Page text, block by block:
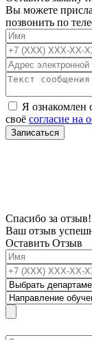
Вы можете
позвонить по
Я ознакомлен
своё согласие на
Записаться
Спасибо за отзыв!
Ваш отзыв
Оставить Отзыв